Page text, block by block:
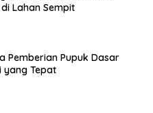
Lahan Sempit
Pemberian Pupuk Dasar
yang Tepat